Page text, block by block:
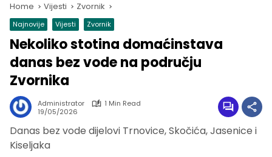
Home Vijesti Zvornik
Najnovije Vijesti Zvornik
Nekoliko stotina domaćinstava
danas bez vode na području
Zvornika
Administrator
1 Min Read
19/05/2026
Danas bez vode dijelovi Trnovice, Skočića, Jasenice i
Kiseljaka